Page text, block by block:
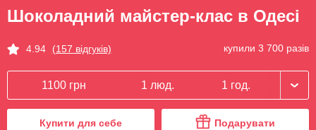
Шоколадний майстер-клас в Одесі
4.94 (157 відгуків) купили 3 700 разів
1100 грн 1 люд. 1 год.
Купити для себе Подарувати